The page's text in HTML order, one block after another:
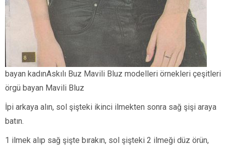
bayan kadınAskılı Buz Mavili Bluz modelleri örnekleri çeşitleri
örgü bayan Mavili Bluz
İpi arkaya alın, sol şişteki ikinci ilmekten sonra sağ şişi araya
batın.
1 ilmek alıp sağ şişte bırakın, sol şişteki 2 ilmeği düz örün,